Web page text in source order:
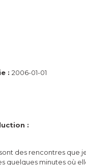
: 2006-01-01
:
des rencontres que
quelques minutes où